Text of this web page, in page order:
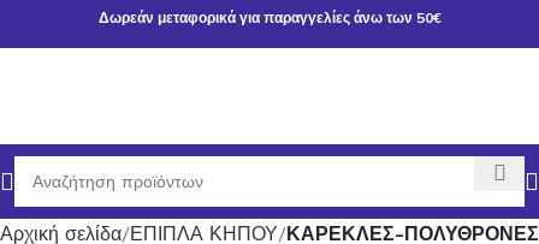
Δωρεάν μεταφορικά για παραγγελίες άνω των 50€
Αρχική σελίδα ΕΠΙΠΛΑ ΚΗΠΟΥ ΚΑΡΕΚΛΕΣ-ΠΟΛΥΘΡΟΝΕΣ